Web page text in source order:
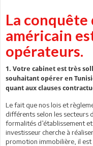
La conquête
américain
opérateurs.
1. Votre cabinet est très
souhaitant opérer en
quant aux clauses
Le fait que nos lois et
différents selon les secteurs
formalités d’établissement
investisseur cherche à
promotion immobilière, il est